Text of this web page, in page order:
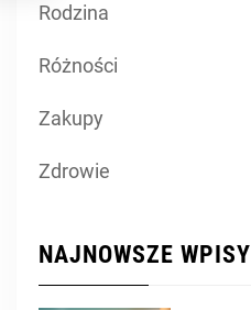
Rodzina
Różności
Zakupy
Zdrowie
NAJNOWSZE WPISY